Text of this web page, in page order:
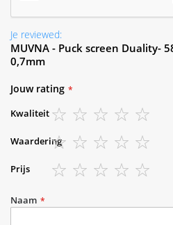
Je reviewed:
MUVNA - Puck screen Duality-
0,7mm
Jouw rating
Kwaliteit
star
stars
stars
stars
stars
Waardering
star
stars
stars
stars
stars
Prijs
Naam